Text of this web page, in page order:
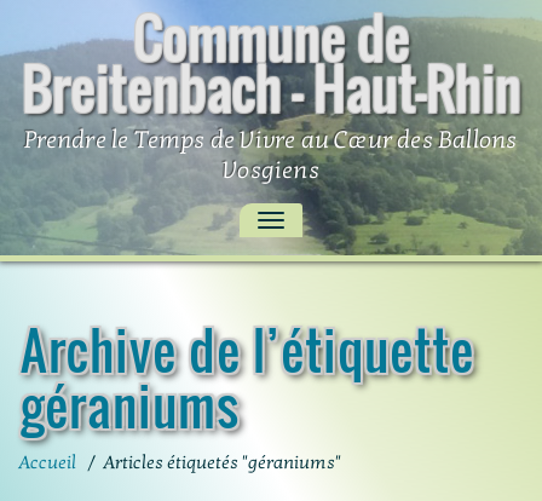
to
content
Commune de
Breitenbach – Haut-Rhin
Prendre le Temps de Vivre au Cœur des Ballons
Vosgiens
AFFICHER/MASQUER
LA
NAVIGATION
Archive de l’étiquette
géraniums
Accueil / Articles étiquetés "géraniums"